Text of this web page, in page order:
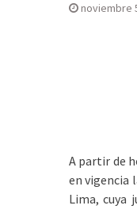
noviembre
A partir de
en vigencia
Lima, cuya